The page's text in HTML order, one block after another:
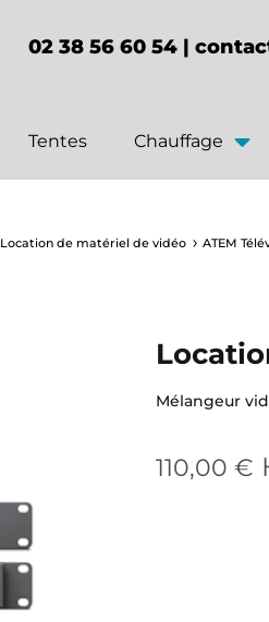
02 38 56 60 54 |
Tentes Chauffage
Location de matériel de vidéo ATEM
Mélangeur
110,00 €